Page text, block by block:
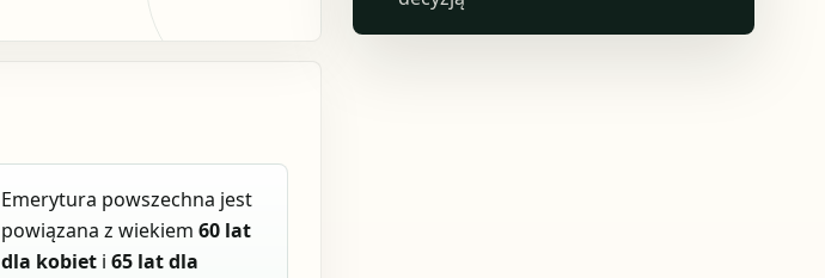
Emerytura powszechna jest
powiązana z wiekiem60 lat
dla kobiet i65 lat dla